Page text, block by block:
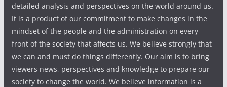
detailed analysis and perspectives on the world around us.
It is a product of our commitment to make changes in the
mindset of the people and the administration on every
front of the society that affects us. We believe strongly that
we can and must do things differently. Our aim is to bring
viewers news, perspectives and knowledge to prepare our
society to change the world. We believe information is a